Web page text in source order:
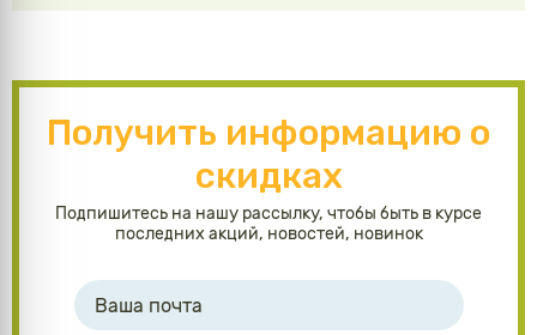
Получить информацию о
скидках
Подпишитесь на нашу рассылку, чтобы быть в курсе
последних акций, новостей, новинок